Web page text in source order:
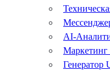
AI-
Маркетинг
Генератор